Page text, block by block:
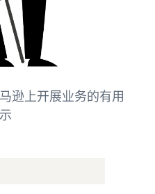
逊上开展业务的有用